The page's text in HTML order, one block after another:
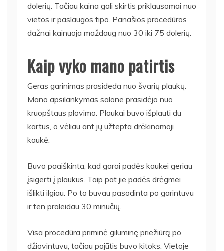
dolerių. Tačiau kaina gali skirtis priklausomai nuo
vietos ir paslaugos tipo. Panašios procedūros
dažnai kainuoja maždaug nuo 30 iki 75 dolerių.
Kaip vyko mano patirtis
Geras garinimas prasideda nuo švarių plaukų.
Mano apsilankymas salone prasidėjo nuo
kruopštaus plovimo. Plaukai buvo išplauti du
kartus, o vėliau ant jų užtepta drėkinamoji
kaukė.
Buvo paaiškinta, kad garai padės kaukei geriau
įsigerti į plaukus. Taip pat jie padės drėgmei
išlikti ilgiau. Po to buvau pasodinta po garintuvu
ir ten praleidau 30 minučių.
Visa procedūra priminė giluminę priežiūrą po
džiovintuvu, tačiau pojūtis buvo kitoks. Vietoje